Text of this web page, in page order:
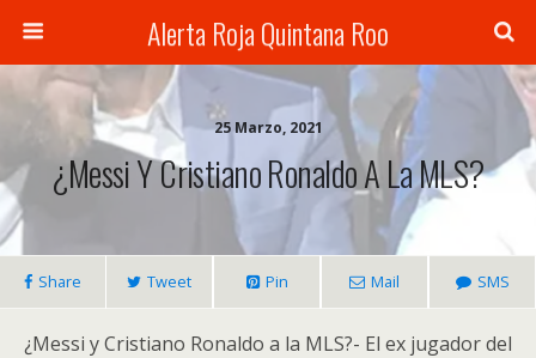
Alerta Roja Quintana Roo
25 Marzo, 2021
¿Messi Y Cristiano Ronaldo A La MLS?
Share Tweet Pin Mail SMS
¿Messi y Cristiano Ronaldo a la MLS?- El ex jugador del